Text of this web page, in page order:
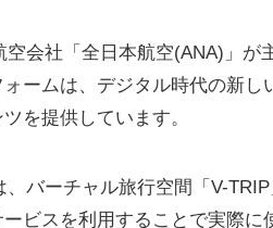
会社「全日本航空(ANA)」
ームは、デジタル時代の新
を提供しています。
バーチャル旅行空間「V-
ビスを利用することで実際に